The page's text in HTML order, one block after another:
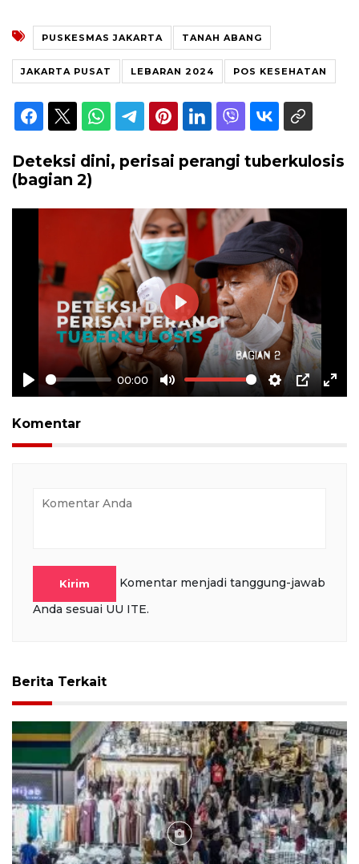
PUSKESMAS JAKARTA TANAH ABANG
JAKARTA PUSAT LEBARAN 2024 POS KESEHATAN
Deteksi dini, perisai perangi tuberkulosis
(bagian 2)
Play
00:00
Mute Settings
PIP
Play
Komentar
Kirim
Komentar menjadi tanggung-jawab
Anda sesuai UU ITE.
Berita Terkait